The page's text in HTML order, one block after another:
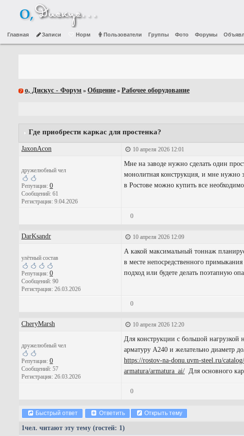
Главная Записи Норм Пользователи Группы Фото Форумы
о, Дискус - Форум » Общение » Рабочее оборудование
Где приобрести каркас для простенка?
JaxonAcon 10 апреля 2026 12:01
дружелюбный чел
Репутация: 0
Сообщений: 61
Регистрация: 9.04.2026
Мне на заводе нужно сделать один
монолитная конструкция, и мне нужно
в Ростове можно купить все
0
DarKsandr 10 апреля 2026 12:09
улётный состав
Репутация: 0
Сообщений: 90
Регистрация: 26.03.2026
А какой максимальный тоннаж
в месте непосредственного
подход или будете делать поэтапную
0
CheryMarsh 10 апреля 2026 12:20
дружелюбный чел
Репутация: 0
Сообщений: 57
Регистрация: 26.03.2026
Для конструкции с большой нагрузкой
арматуру А240 и желательно диаметр
https://rostov-na-donu.uvm-steel.ru/
armatura/armatura_ai/ Для основного
0
Быстрый ответ Ответить Открыть тему
1чел. читают эту тему (гостей: 1)